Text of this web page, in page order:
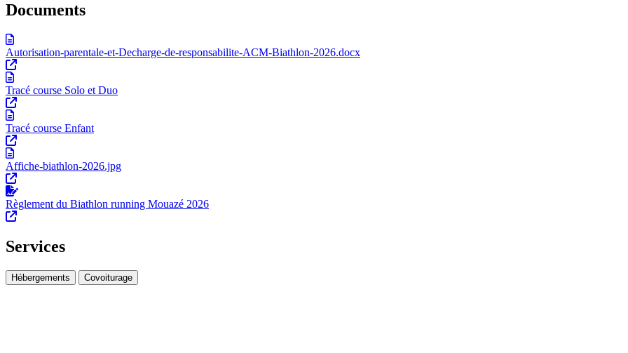
Documents
Autorisation-parentale-et-Decharge-de-responsabilite-ACM-Biathlon-2026.docx
Tracé course Solo et Duo
Tracé course Enfant
Affiche-biathlon-2026.jpg
Règlement du Biathlon running Mouazé 2026
Services
Hébergements Covoiturage